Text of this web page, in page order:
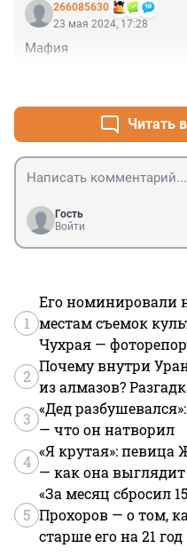
266085630
23 мая 2024, 17:28
Мафия
Читать
Гость
Войти
1
Его номинировали
местам съемок
Чухрая —
2
Почему внутри
из алмазов?
3
«Дед
— что он натворил
4
«Я крутая»: певица
— как она выглядит
5
«За месяц сбросил
Прохоров — о том,
старше его на 21 год